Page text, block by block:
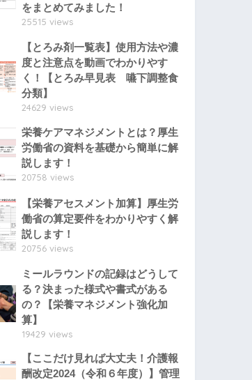
をまとめてみました！
25515 views
【とろみ剤一覧表】使用方法や濃
度と注意点を動画でわかりやす
く！【とろみ早見表 嚥下調整食
分類】
24629 views
栄養ケアマネジメントとは？厚生
労働省の資料を基礎から簡単に解
説します！
20758 views
【栄養アセスメント加算】厚生労
働省の算定要件をわかりやすく解
説します！
20756 views
ミールラウンドの記録はどうして
る？決まった様式や書式がある
の？【栄養マネジメント強化加
算】
19429 views
【ここだけ見れば大丈夫！介護報
酬改定2024（令和６年度）】管理